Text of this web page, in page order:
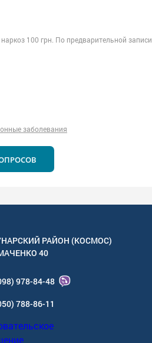
100 грн. По предварительной записи
заболевания
РАЙОН (КОСМОС)
40
978-84-48
788-86-11